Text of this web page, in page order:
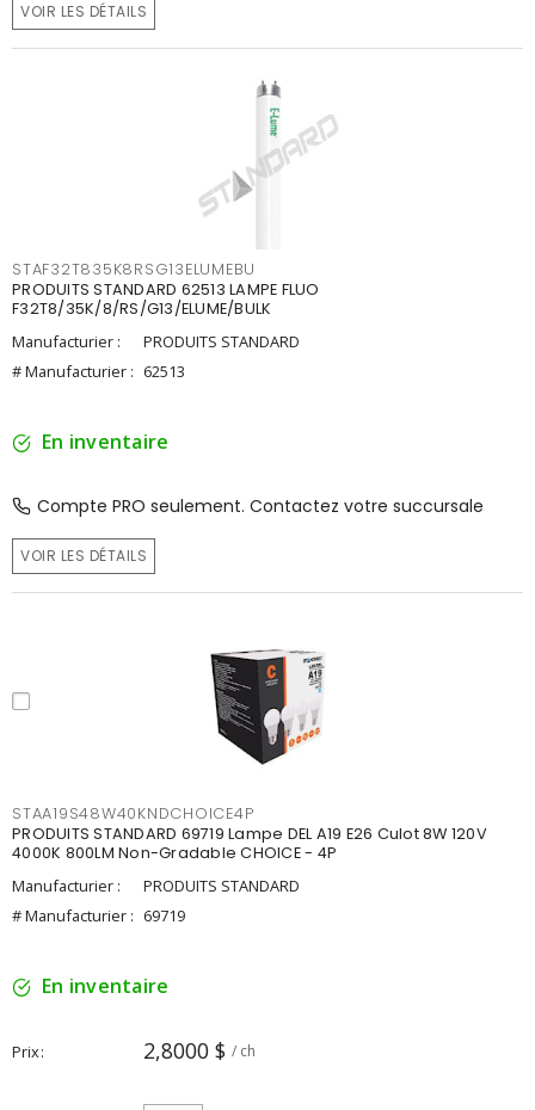
VOIR LES DÉTAILS
STAF32T835K8RSG13ELUMEBU
PRODUITS STANDARD 62513 LAMPE FLUO
F32T8/35K/8/RS/G13/ELUME/BULK
Manufacturier :
PRODUITS STANDARD
# Manufacturier : 62513
En inventaire
Compte PRO seulement. Contactez votre succursale
VOIR LES DÉTAILS
STAA19S48W40KNDCHOICE4P
PRODUITS STANDARD 69719 Lampe DEL A19 E26 Culot 8W 120V
4000K 800LM Non-Gradable CHOICE - 4P
Manufacturier :
PRODUITS STANDARD
# Manufacturier : 69719
En inventaire
Prix 2,8000 $ / ch